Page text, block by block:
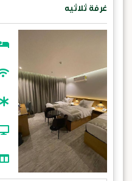
غرفة ثلاثيه